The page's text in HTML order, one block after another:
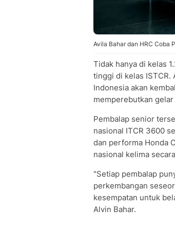
Avila Bahar dan HRC Coba
Tidak hanya di kelas
tinggi di kelas ISTCR.
Indonesia akan
memperebutkan
Pembalap senior
nasional ITCR 3600
dan performa Honda
nasional kelima
"Setiap pembalap
perkembangan
kesempatan untuk
Alvin Bahar.